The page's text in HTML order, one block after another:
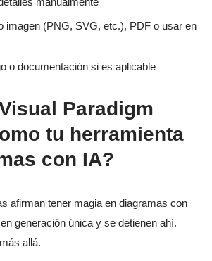
imagen (PNG, SVG, etc.), PDF o usar en
o documentación si es aplicable
Paradigm
tu herramienta
con IA?
afirman tener magia en diagramas con
generación única y se detienen ahí.
allá.